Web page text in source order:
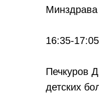
16:35-
Печкуров
детских